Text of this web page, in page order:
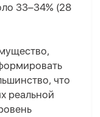
33–34% (28
что
реальной